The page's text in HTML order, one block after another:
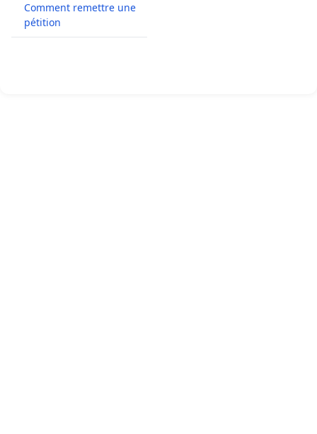
Comment remettre une
pétition